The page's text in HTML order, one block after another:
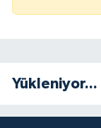
Yükleniyor...